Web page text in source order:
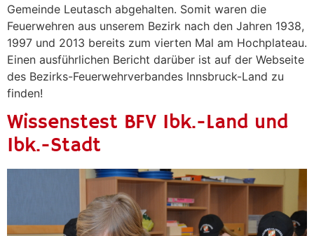
Gemeinde Leutasch abgehalten. Somit waren die
Feuerwehren aus unserem Bezirk nach den Jahren 1938,
1997 und 2013 bereits zum vierten Mal am Hochplateau.
Einen ausführlichen Bericht darüber ist auf der Webseite
des Bezirks-Feuerwehrverbandes Innsbruck-Land zu
finden!
Wissenstest BFV Ibk.-Land und
Ibk.-Stadt